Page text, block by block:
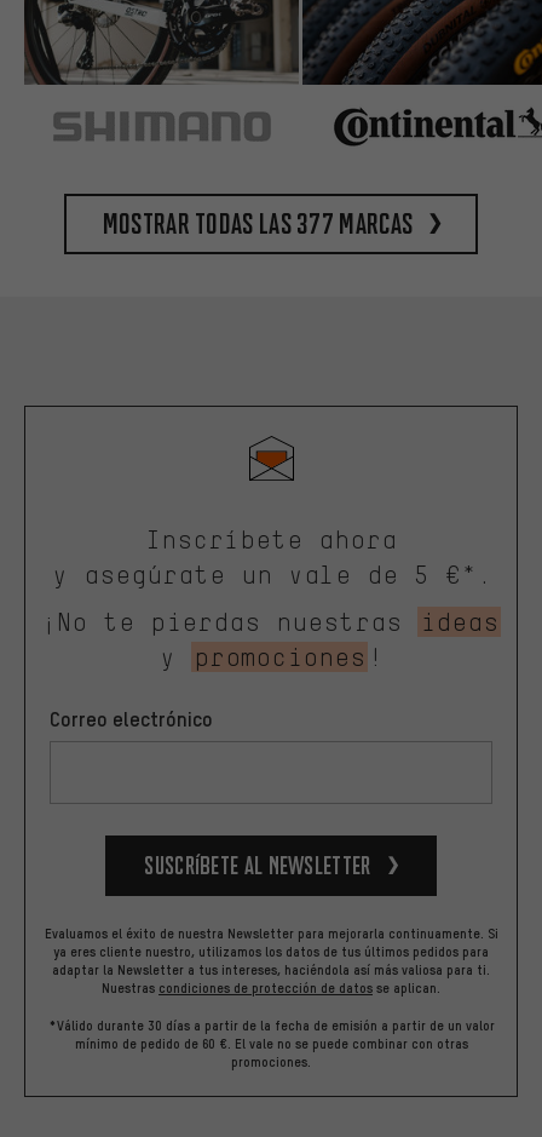
Mostrar todas las 377 marcas
Inscríbete ahora
y asegúrate un vale de 5 €*.
¡No te pierdas nuestras
ideas
y
promociones !
Correo electrónico
Suscríbete al newsletter
Evaluamos el éxito de nuestra Newsletter para mejorarla continuamente. Si
ya eres cliente nuestro, utilizamos los datos de tus últimos pedidos para
adaptar la Newsletter a tus intereses, haciéndola así más valiosa para ti.
Nuestras condiciones de protección de datos se aplican.
*Válido durante 30 días a partir de la fecha de emisión a partir de un valor
mínimo de pedido de 60 €. El vale no se puede combinar con otras
promociones.